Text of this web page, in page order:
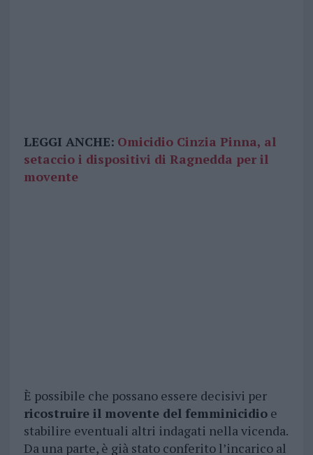
LEGGI ANCHE: Omicidio Cinzia Pinna, al
setaccio i dispositivi di Ragnedda per il
movente
È possibile che possano essere decisivi per
ricostruire il movente del femminicidioe
stabilire eventuali altri indagati nella vicenda.
Da una parte, è già stato conferito l’incarico al